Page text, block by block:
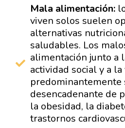
Mala alimentación:
viven solos suelen
alternativas
saludables. Los
alimentación junto a
actividad social y a la
predominantemente
desencadenante de
la obesidad, la
trastornos